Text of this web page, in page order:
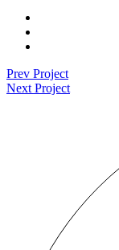
Prev Project
Next Project